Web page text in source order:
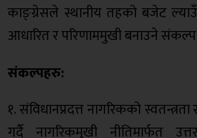
काङ्ग्रेसले स्थानीय तहको बजेट
आधारित र परिणाममुखी बनाउने
संकल्पहरु:
१. संविधानप्रदत्त नागरिकको
गर्दै नागरिकमुखी नीतिमार्फत